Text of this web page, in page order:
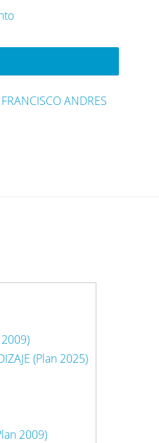
ANDRES
2009)
(Plan 2025)
2009)